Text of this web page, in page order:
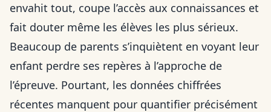
envahit tout, coupe l’accès aux connaissances et
fait douter même les élèves les plus sérieux.
Beaucoup de parents s’inquiètent en voyant leur
enfant perdre ses repères à l’approche de
l’épreuve. Pourtant, les données chiffrées
récentes manquent pour quantifier précisément